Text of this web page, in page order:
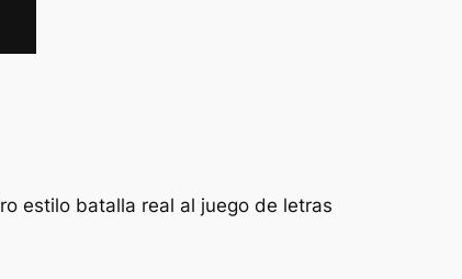
estilo batalla real al juego de letras